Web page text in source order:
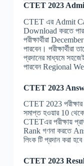
CTET 2023
CTET এর Admit
Download করতে
পরীক্ষার্থীরা
পারবেন।
প্রদানের মাধ্যমে
পারবেন Regional
CTET 2023
CTET 2023
সমাপ্ত হওয়ার 10
CTETএর পরীক্ষায়
Rank গণনা করতে
লিংক টি প্রদান করা
CTET 2023